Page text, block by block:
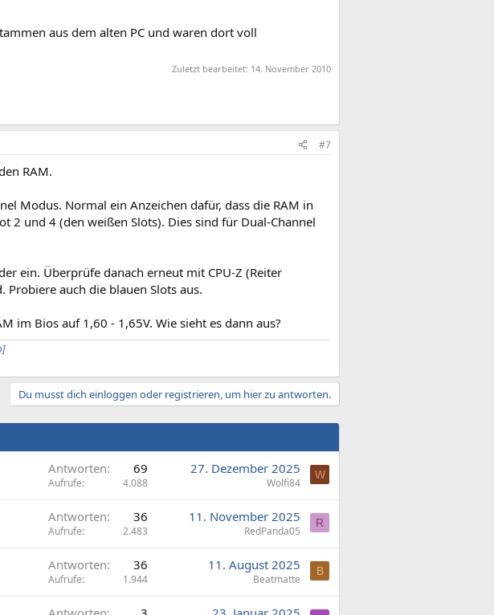
aus dem alten PC und waren dort voll
Zuletzt bearbeitet: 14. November 2010
#7
RAM.
Modus. Normal ein Anzeichen dafür, dass die RAM in
2 und 4 (den weißen Slots). Dies sind für Dual-Channel
ein. Überprüfe danach erneut mit CPU-Z (Reiter
auch die blauen Slots aus.
im Bios auf 1,60 - 1,65V. Wie sieht es dann aus?
Du musst dich einloggen oder registrieren, um hier zu antworten.
Antworten 69
Aufrufe 4.088
27. Dezember 2025
Wolfi84
W
Antworten 36
Aufrufe 2.483
11. November 2025
RedPanda05
R
Antworten 36
Aufrufe 1.944
11. August 2025
Beatmatte
B